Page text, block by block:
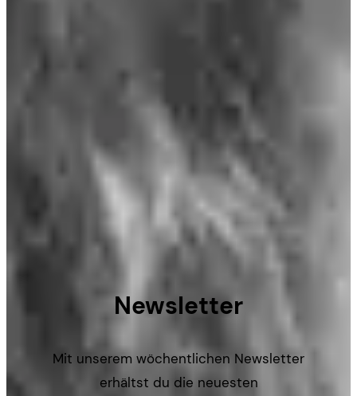
Newsletter
Mit unserem wöchentlichen Newsletter
erhältst du die neuesten